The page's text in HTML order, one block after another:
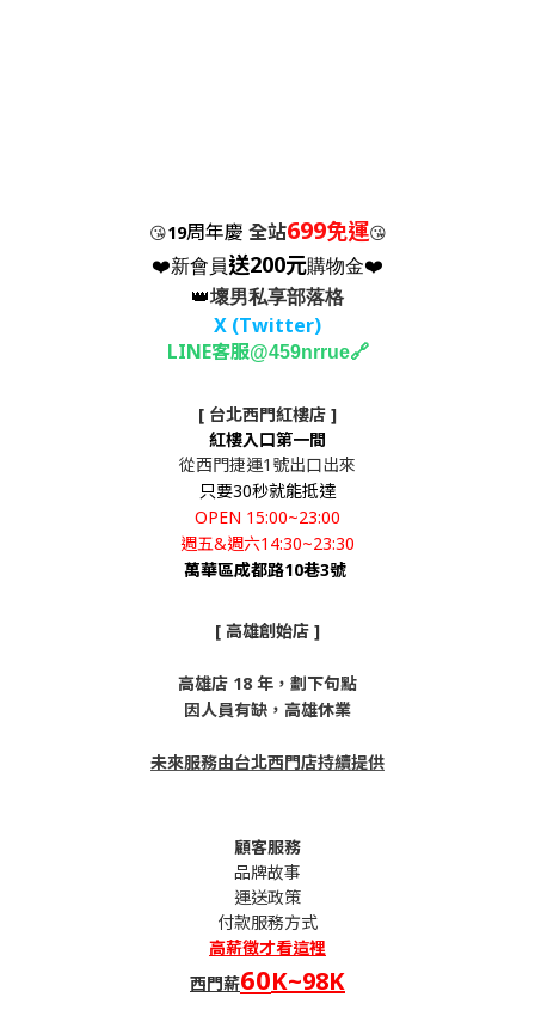
😘19周年慶 全站699免運😘
❤️新會員送200元購物金❤️
👑壞男私享部落格
X (Twitter)
LINE客服@459nrrue🔗
[ 台北西門紅樓店 ]
紅樓入口第一間
從西門捷運1號出口出來
只要30秒就能抵達
OPEN 15:00~23:00
週五&週六14:30~23:30
萬華區成都路10巷3號
[ 高雄創始店 ]
高雄店 18 年，劃下句點
因人員有缺，高雄休業
未來服務由台北西門店持續提供
顧客服務
品牌故事
運送政策
付款服務方式
高薪徵才看這裡
西門薪60K~98K